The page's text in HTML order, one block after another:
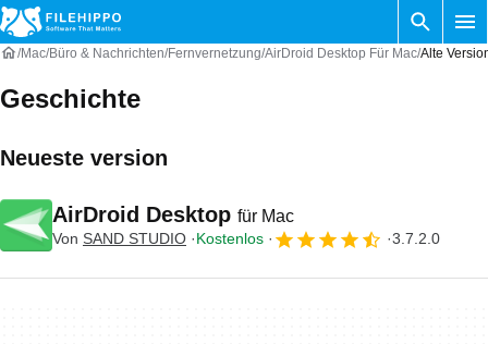
Mac Büro & Nachrichten Fernvernetzung AirDroid Desktop Für Mac Alte
Geschichte
Neueste version
AirDroid Desktop für Mac
Von SAND STUDIO Kostenlos 3.7.2.0